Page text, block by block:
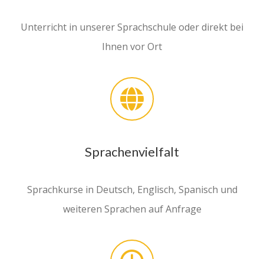
Unterricht in unserer Sprachschule oder direkt bei
Ihnen vor Ort
Sprachenvielfalt
Sprachkurse in Deutsch, Englisch, Spanisch und
weiteren Sprachen auf Anfrage